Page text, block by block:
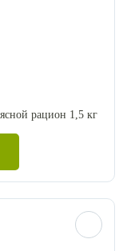
рацион 1,5 кг